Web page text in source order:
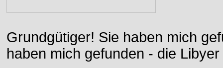
Grundgütiger! Sie haben mich
haben mich gefunden - die